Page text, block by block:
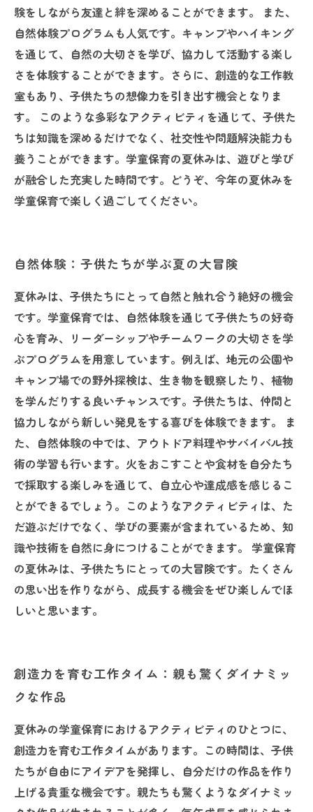
験をしながら友達と絆を深めることができます。 また、
自然体験プログラムも人気です。キャンプやハイキング
を通じて、自然の大切さを学び、協力して活動する楽し
さを体験することができます。さらに、創造的な工作教
室もあり、子供たちの想像力を引き出す機会となりま
す。 このような多彩なアクティビティを通じて、子供た
ちは知識を深めるだけでなく、社交性や問題解決能力も
養うことができます。学童保育の夏休みは、遊びと学び
が融合した充実した時間です。どうぞ、今年の夏休みを
学童保育で楽しく過ごしてください。
自然体験：子供たちが学ぶ夏の大冒険
夏休みは、子供たちにとって自然と触れ合う絶好の機会
です。学童保育では、自然体験を通じて子供たちの好奇
心を育み、リーダーシップやチームワークの大切さを学
ぶプログラムを用意しています。例えば、地元の公園や
キャンプ場での野外探検は、生き物を観察したり、植物
を学んだりする良いチャンスです。子供たちは、仲間と
協力しながら新しい発見をする喜びを体験できます。 ま
た、自然体験の中では、アウトドア料理やサバイバル技
術の学習も行います。火をおこすことや食材を自分たち
で採取する楽しみを通じて、自立心や達成感を感じるこ
とができるでしょう。このようなアクティビティは、た
だ遊ぶだけでなく、学びの要素が含まれているため、知
識や技術を自然に身につけることができます。 学童保育
の夏休みは、子供たちにとっての大冒険です。たくさん
の思い出を作りながら、成長する機会をぜひ楽しんでほ
しいと思います。
創造力を育む工作タイム：親も驚くダイナミッ
クな作品
夏休みの学童保育におけるアクティビティのひとつに、
創造力を育む工作タイムがあります。この時間は、子供
たちが自由にアイデアを発揮し、自分だけの作品を作り
上げる貴重な機会です。親たちも驚くようなダイナミッ